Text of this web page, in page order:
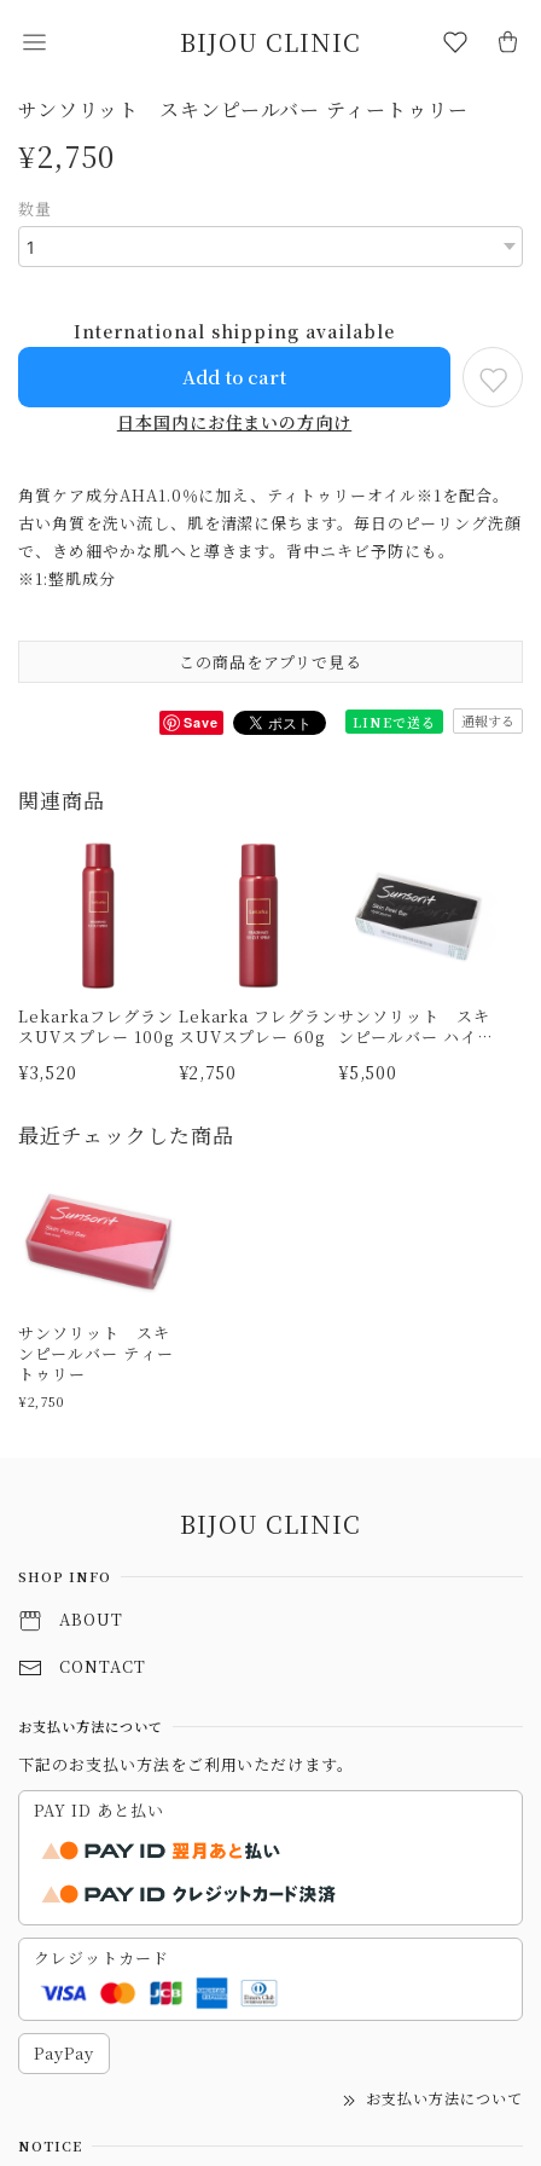
BIJOU CLINIC
サンソリット スキンピールバー ティートゥリー
¥2,750
数量
International shipping available
Add to cart
日本国内にお住まいの方向け
⾓質ケア成分AHA1.0％に加え、ティトゥリーオイル※1を配合。
古い⾓質を洗い流し、肌を清潔に保ちます。毎⽇のピーリング洗顔
で、きめ細やかな肌へと導きます。背中ニキビ予防にも。
※1:整肌成分
この商品をアプリで見る
Save LINEで送る 通報する
関連商品
Lekarkaフレグラン
スUVスプレー 100g
¥3,520
Lekarka フレグラン
スUVスプレー 60g
¥2,750
サンソリット スキ
ンピールバー ハイド
¥5,500
最近チェックした商品
サンソリット スキ
ンピールバー ティー
トゥリー
¥2,750
BIJOU CLINIC
SHOP INFO
ABOUT
CONTACT
お支払い方法について
下記のお支払い方法をご利用いただけます。
PAY ID あと払い
クレジットカード
PayPay
お支払い方法について
NOTICE